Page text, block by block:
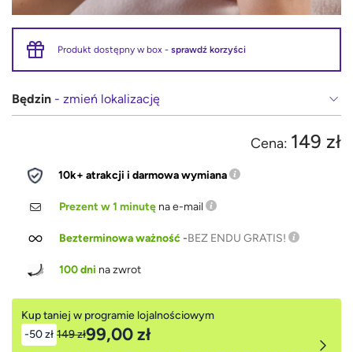
Produkt dostępny w box - sprawdź korzyści
Będzin - zmień lokalizację
Cena: 149 zł
10k+ atrakcji i darmowa wymiana
Prezent w 1 minutę na e-mail
Bezterminowa ważność-BEZ ENDU GRATIS!
100 dni na zwrot
Kup taniej w programie lojalnościowym
-50 zł 149 zł99,00 zł